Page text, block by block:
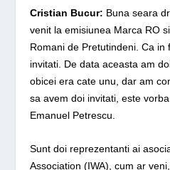
Cristian Bucur: Buna seara
venit la emisiunea Marca RO
Romani de Pretutindeni. Ca in
invitati. De data aceasta am
obicei era cate unu, dar am
sa avem doi invitati, este
Emanuel Petrescu.
Sunt doi reprezentanti ai
Association (IWA), cum ar